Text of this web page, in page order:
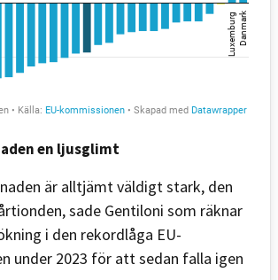
en ljusglimt
är alltjämt väldigt stark, den
sade Gentiloni som räknar
i den rekordlåga EU-
under 2023 för att sedan falla igen